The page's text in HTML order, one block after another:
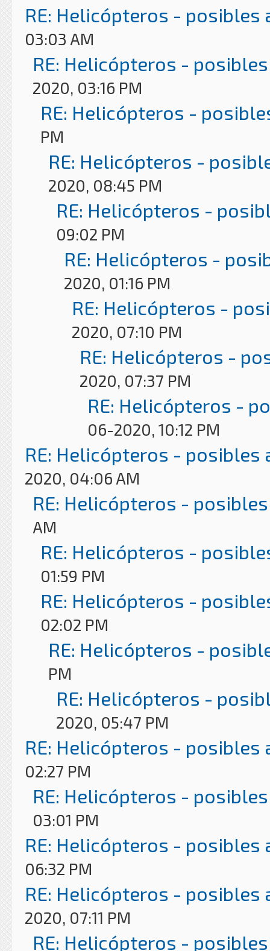
RE: Helicópteros - posibles
03:03 AM
RE: Helicópteros -
2020, 03:16 PM
RE: Helicópteros -
PM
RE: Helicópteros -
2020, 08:45 PM
RE: Helicópteros -
09:02 PM
RE: Helicópteros -
2020, 01:16 PM
RE: Helicópteros -
2020, 07:10 PM
RE: Helicópteros -
2020, 07:37 PM
RE: Helicópteros -
06-2020, 10:12 PM
RE: Helicópteros - posibles
2020, 04:06 AM
RE: Helicópteros -
AM
RE: Helicópteros -
01:59 PM
RE: Helicópteros -
02:02 PM
RE: Helicópteros -
PM
RE: Helicópteros -
2020, 05:47 PM
RE: Helicópteros - posibles
02:27 PM
RE: Helicópteros -
03:01 PM
RE: Helicópteros - posibles
06:32 PM
RE: Helicópteros - posibles
2020, 07:11 PM
RE: Helicópteros -